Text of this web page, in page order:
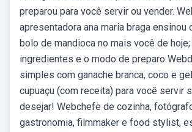
preparou para você servir ou vender.
apresentadora ana maria braga ensinou
bolo de mandioca no mais você de
ingredientes e o modo de preparo
simples com ganache branca, coco e
cupuaçu (com receita) para você servir
desejar! Webchefe de cozinha,
gastronomia, filmmaker e food stylist,